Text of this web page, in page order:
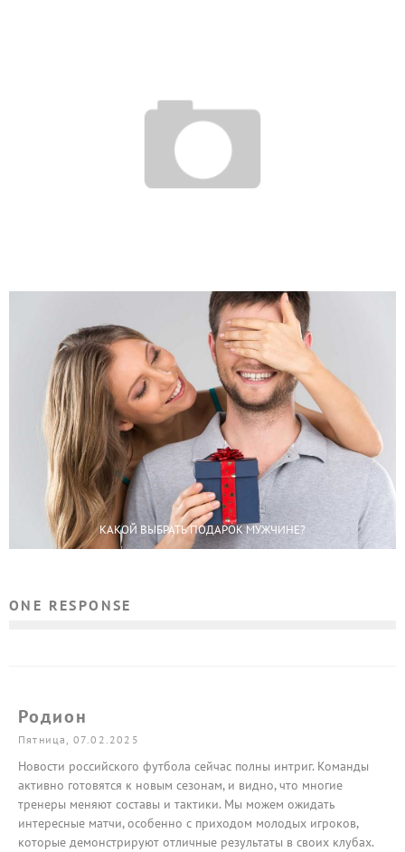
КАКОЙ ВЫБРАТЬ ПОДАРОК МУЖЧИНЕ?
ONE RESPONSE
Родион
Пятница, 07.02.2025
Новости российского футбола сейчас полны интриг. Команды
активно готовятся к новым сезонам, и видно, что многие
тренеры меняют составы и тактики. Мы можем ожидать
интересные матчи, особенно с приходом молодых игроков,
которые демонстрируют отличные результаты в своих клубах.